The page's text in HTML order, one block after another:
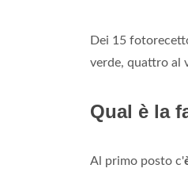
Dei 15
verde, quattro al
Qual è la
Al primo posto c'